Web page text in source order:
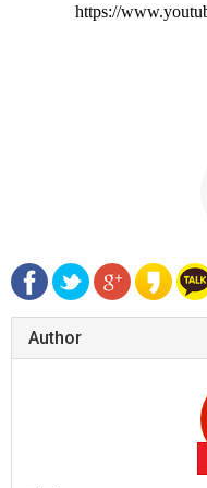
https://
Author